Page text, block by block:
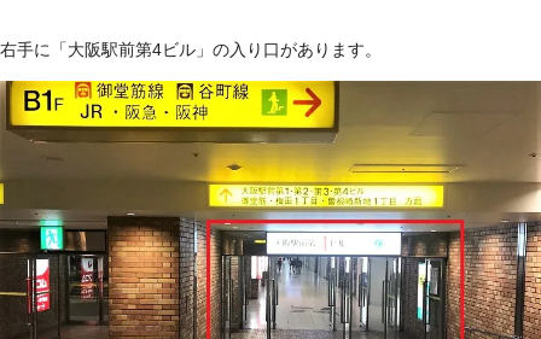
右手に「大阪駅前第4ビル」の入り口があります。